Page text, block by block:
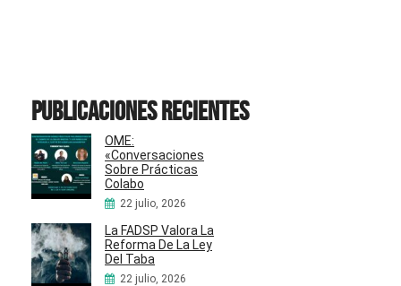
Publicaciones recientes
OME:
«Conversaciones
Sobre Prácticas
Colabo
22 julio, 2026
La FADSP Valora La
Reforma De La Ley
Del Taba
22 julio, 2026